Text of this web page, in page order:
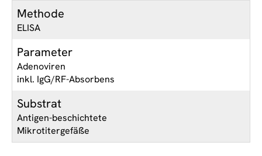
Methode
ELISA
Parameter
Adenoviren
inkl. IgG/RF-Absorbens
Substrat
Antigen-beschichtete
Mikrotitergefäße